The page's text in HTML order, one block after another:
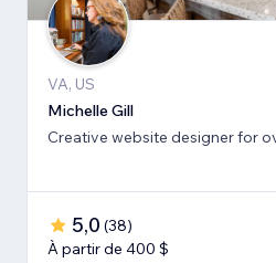
VA, US
Michelle Gill
Creative website designer for
5,0 (38)
À partir de 400 $